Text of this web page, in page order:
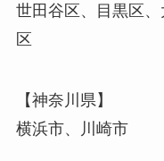
世田谷区、目黒区
区
【神奈川県】
横浜市、川崎市